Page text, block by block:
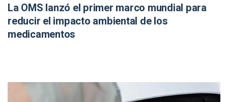
La OMS lanzó el primer marco mundial para
reducir el impacto ambiental de los
medicamentos